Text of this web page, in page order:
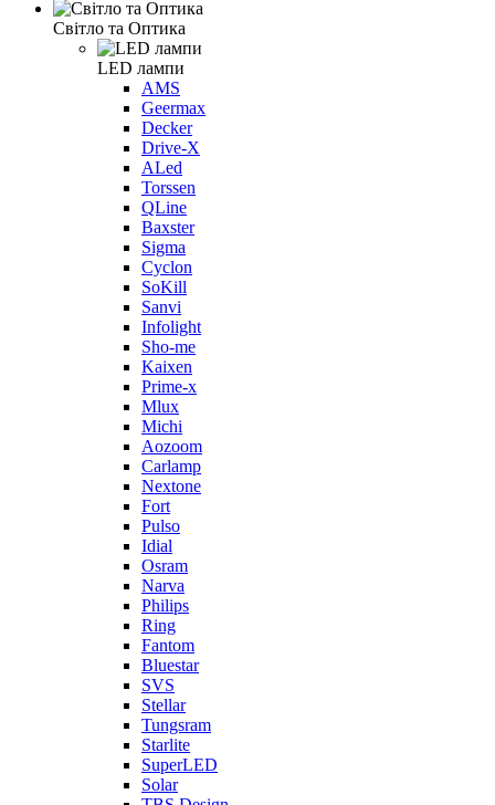
Світло та Оптика
LED лампи
AMS
Geermax
Decker
Drive-X
ALed
Torssen
QLine
Baxster
Sigma
Cyclon
SoKill
Sanvi
Infolight
Sho-me
Kaixen
Prime-x
Mlux
Michi
Aozoom
Carlamp
Nextone
Fort
Pulso
Idial
Osram
Narva
Philips
Ring
Fantom
Bluestar
SVS
Stellar
Tungsram
Starlite
SuperLED
Solar